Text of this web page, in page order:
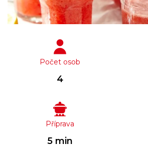
Počet osob
4
Příprava
5 min